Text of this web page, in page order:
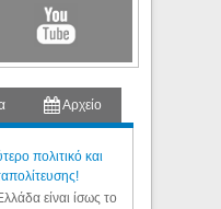
Αρχείο
πολιτικό και
είναι ίσως το